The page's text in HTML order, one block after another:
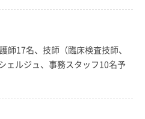
師17名、技師（臨床検査技師、
ェルジュ、事務スタッフ10名予